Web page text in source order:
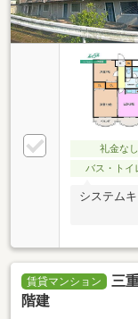
礼金なし
バス・トイ
システム
賃貸マンション
三
階建